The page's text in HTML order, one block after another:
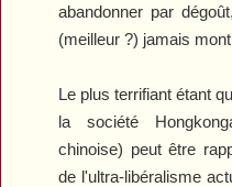
abandonner par
(meilleur ?) jamais
Le plus terrifiant étant
la société
chinoise) peut être
de l'ultra-libéralisme